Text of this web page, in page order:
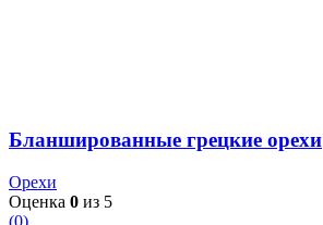
Бланшированные грецкие орехи
Орехи
Оценка 0 из 5
(0)